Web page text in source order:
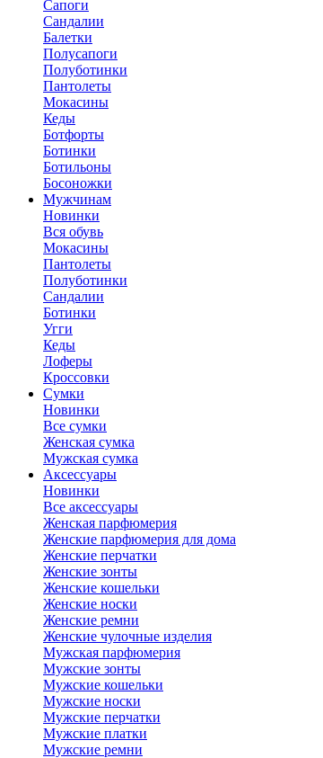
Сапоги
Сандалии
Балетки
Полусапоги
Полуботинки
Пантолеты
Мокасины
Кеды
Ботфорты
Ботинки
Ботильоны
Босоножки
Мужчинам
Новинки
Вся обувь
Мокасины
Пантолеты
Полуботинки
Сандалии
Ботинки
Угги
Кеды
Лоферы
Кроссовки
Сумки
Новинки
Все сумки
Женская сумка
Мужская сумка
Аксессуары
Новинки
Все аксессуары
Женская парфюмерия
Женские парфюмерия для дома
Женские перчатки
Женские зонты
Женские кошельки
Женские носки
Женские ремни
Женские чулочные изделия
Мужская парфюмерия
Мужские зонты
Мужские кошельки
Мужские носки
Мужские перчатки
Мужские платки
Мужские ремни